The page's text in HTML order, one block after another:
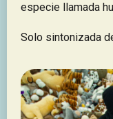
especie llamada
Solo sintonizada